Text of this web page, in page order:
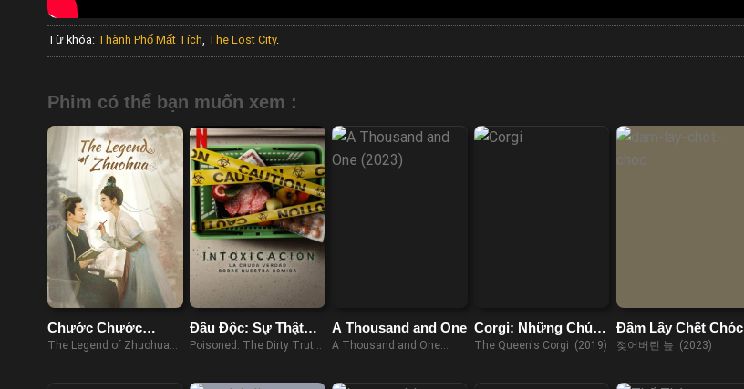
Từ khóa: Thành Phố Mất Tích The Lost City.
Phim có thể bạn muốn xem :
Chước Chước
Phong Lưu
The Legend of Zhuohua
Đầu Độc: Sự Thật
Bẩn Thỉu Về Thực
Poisoned: The Dirty Truth
A Thousand and One
A Thousand and One
Corgi: Những Chú
Chó Hoàng Gia
The Queen's Corgi (2019)
Đầm Lầy Chết Chóc
젖어버린 늪 (2023)